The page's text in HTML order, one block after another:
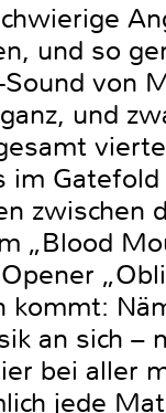
und so
von
und
Gatefold
zwischen
„Blood
an sich –
bei aller
jede